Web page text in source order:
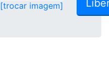
[trocar imagem]